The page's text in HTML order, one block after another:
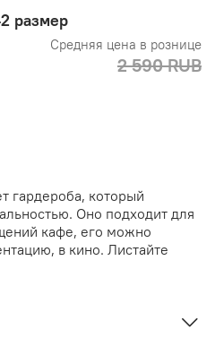
размер
Средняя цена в рознице
2 590 RUB
гардероба, который
Оно подходит для
кафе, его можно
в кино. Листайте